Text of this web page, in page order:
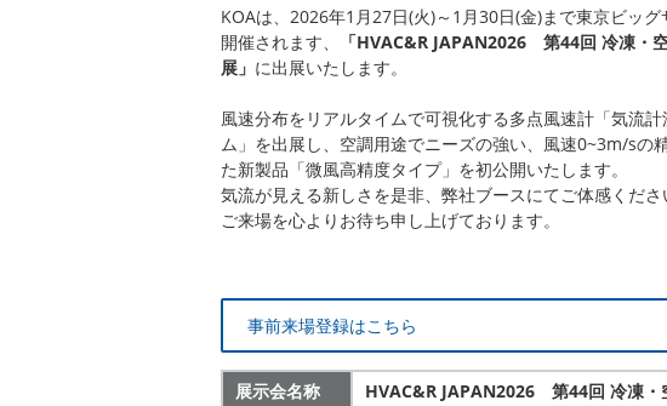
KOAは、 2026年1月27日(火)～1月30日(金)まで東京ビッグ
開催されます、
「HVAC&R JAPAN2026 第44回 冷凍・
展」 に出展いたします。
風速分布をリアルタイムで可視化する多点風速計「気流計
ム」を出展し、空調用途でニーズの強い、風速0~3m/sの
た新製品「微風高精度タイプ」を初公開いたします。
気流が見える新しさを是非、弊社ブースにてご体感くださ
ご来場を心よりお待ち申し上げております。
事前来場登録はこちら
展示会名称
HVAC&R JAPAN2026 第44回 冷凍・